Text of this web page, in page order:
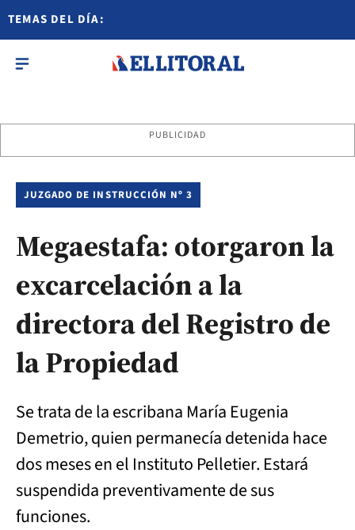
TEMAS DEL DÍA:
PUBLICIDAD
JUZGADO DE INSTRUCCIÓN Nº 3
Megaestafa: otorgaron la
excarcelación a la
directora del Registro de
la Propiedad
Se trata de la escribana María Eugenia
Demetrio, quien permanecía detenida hace
dos meses en el Instituto Pelletier. Estará
suspendida preventivamente de sus
funciones.